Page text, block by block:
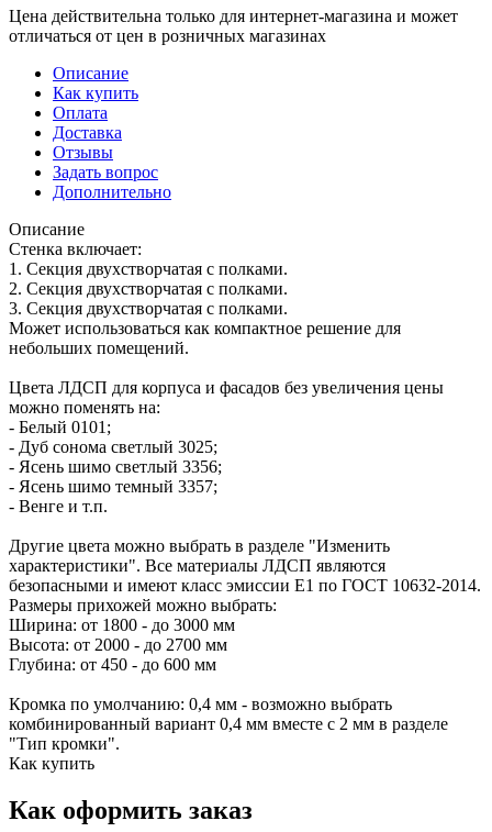
Цена действительна только для интернет-магазина и может
отличаться от цен в розничных магазинах
Описание
Как купить
Оплата
Доставка
Отзывы
Задать вопрос
Дополнительно
Описание
Стенка включает:
1. Секция двухстворчатая с полками.
2. Секция двухстворчатая с полками.
3. Секция двухстворчатая с полками.
Может использоваться как компактное решение для
небольших помещений.
Цвета ЛДСП для корпуса и фасадов без увеличения цены
можно поменять на:
- Белый 0101;
- Дуб сонома светлый 3025;
- Ясень шимо светлый 3356;
- Ясень шимо темный 3357;
- Венге и т.п.
Другие цвета можно выбрать в разделе "Изменить
характеристики". Все материалы ЛДСП являются
безопасными и имеют класс эмиссии Е1 по ГОСТ 10632-2014.
Размеры прихожей можно выбрать:
Ширина: от 1800 - до 3000 мм
Высота: от 2000 - до 2700 мм
Глубина: от 450 - до 600 мм
Кромка по умолчанию: 0,4 мм - возможно выбрать
комбинированный вариант 0,4 мм вместе с 2 мм в разделе
"Тип кромки".
Как купить
Как оформить заказ